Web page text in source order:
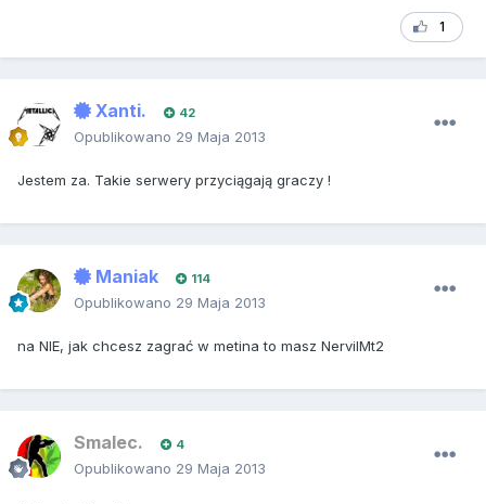
1
Xanti. 42
Opublikowano 29 Maja 2013
Jestem za. Takie serwery przyciągają graczy !
Maniak 114
Opublikowano 29 Maja 2013
na NIE, jak chcesz zagrać w metina to masz NervilMt2
Smalec. 4
Opublikowano 29 Maja 2013